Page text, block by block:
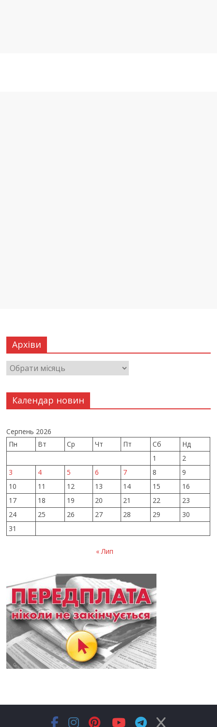
Архіви
Календар новин
Серпень 2026
Пн
Вт Ср Чт Пт Сб
Нд
1
2
3
4 5 6 7 8
9
10
11 12 13 14 15
16
17
18 19 20 21 22
23
24
25 26 27 28 29
30
31
« Лип